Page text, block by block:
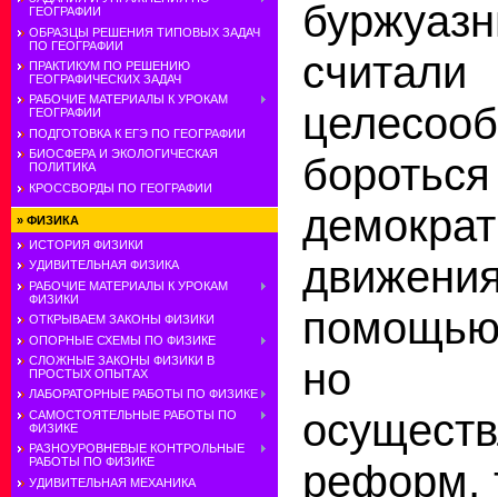
ГЕОГРАФИИ
ОБРАЗЦЫ РЕШЕНИЯ ТИПОВЫХ ЗАДАЧ
ПО ГЕОГРАФИИ
ПРАКТИКУМ ПО РЕШЕНИЮ
ГЕОГРАФИЧЕСКИХ ЗАДАЧ
РАБОЧИЕ МАТЕРИАЛЫ К УРОКАМ
ГЕОГРАФИИ
ПОДГОТОВКА К ЕГЭ ПО ГЕОГРАФИИ
БИОСФЕРА И ЭКОЛОГИЧЕСКАЯ
ПОЛИТИКА
КРОССВОРДЫ ПО ГЕОГРАФИИ
» ФИЗИКА
ИСТОРИЯ ФИЗИКИ
УДИВИТЕЛЬНАЯ ФИЗИКА
РАБОЧИЕ МАТЕРИАЛЫ К УРОКАМ
ФИЗИКИ
ОТКРЫВАЕМ ЗАКОНЫ ФИЗИКИ
ОПОРНЫЕ СХЕМЫ ПО ФИЗИКЕ
СЛОЖНЫЕ ЗАКОНЫ ФИЗИКИ В
ПРОСТЫХ ОПЫТАХ
ЛАБОРАТОРНЫЕ РАБОТЫ ПО ФИЗИКЕ
САМОСТОЯТЕЛЬНЫЕ РАБОТЫ ПО
ФИЗИКЕ
РАЗНОУРОВНЕВЫЕ КОНТРОЛЬНЫЕ
РАБОТЫ ПО ФИЗИКЕ
УДИВИТЕЛЬНАЯ МЕХАНИКА
но
реформ,